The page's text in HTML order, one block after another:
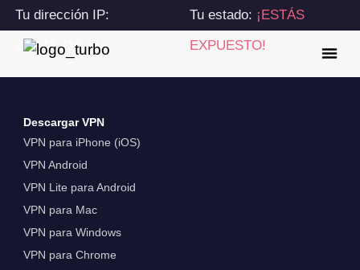
Tu dirección IP:
216.73.216.41
Tu estado: ¡ESTÁS
EXPUESTO!
Descargar VPN
VPN para iPhone (iOS)
VPN Android
VPN Lite para Android
VPN para Mac
VPN para Windows
VPN para Chrome